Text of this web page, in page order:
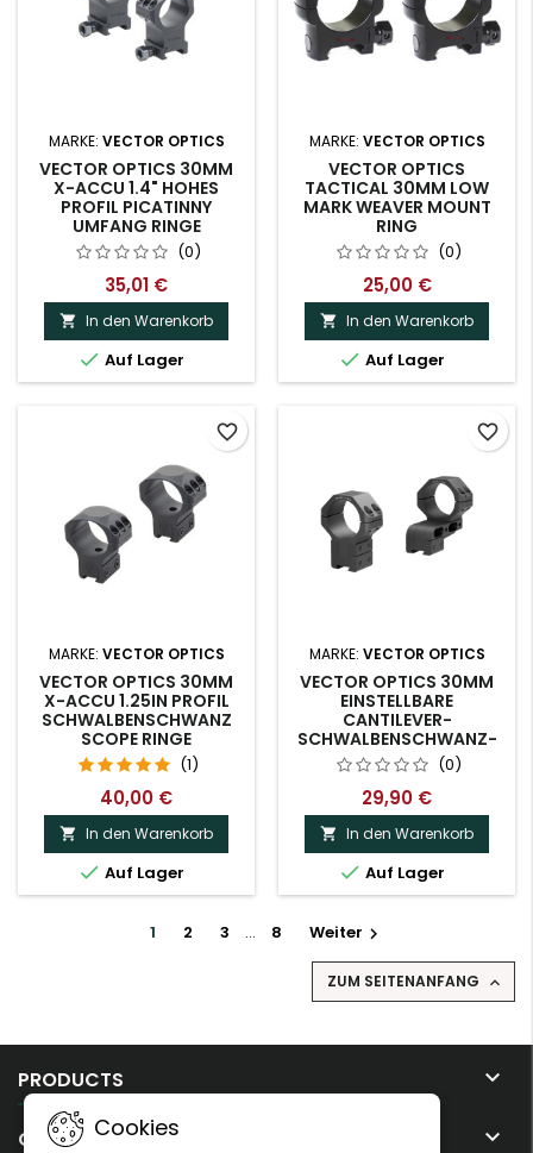
MARKE: VECTOR OPTICS
VECTOR OPTICS 30MM
X-ACCU 1.4" HOHES
PROFIL PICATINNY
UMFANG RINGE
(0)
35,01 €
 In den Warenkorb
 Auf Lager
MARKE: VECTOR OPTICS
VECTOR OPTICS
TACTICAL 30MM LOW
MARK WEAVER MOUNT
RING
(0)
25,00 €
 In den Warenkorb
 Auf Lager
MARKE: VECTOR OPTICS
VECTOR OPTICS 30MM
X-ACCU 1.25IN PROFIL
SCHWALBENSCHWANZ
SCOPE RINGE
(1)
40,00 €
 In den Warenkorb
 Auf Lager
favorite_border
MARKE: VECTOR OPTICS
VECTOR OPTICS 30MM
EINSTELLBARE
CANTILEVER-
SCHWALBENSCHWANZ-
RINGE
(0)
29,90 €
 In den Warenkorb
 Auf Lager
favorite_border
1 2 3 … 8 Weiter 
ZUM SEITENANFANG 
PRODUCTS 
OUR COMPANY 
Cookies